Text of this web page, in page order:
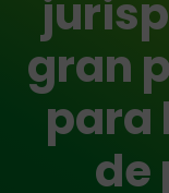
gran
para
de